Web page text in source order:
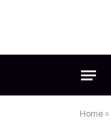
Home »